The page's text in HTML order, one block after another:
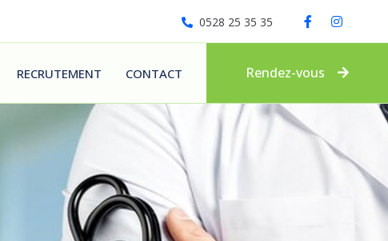
0528 25 35 35
RECRUTEMENT CONTACT Rendez-vous